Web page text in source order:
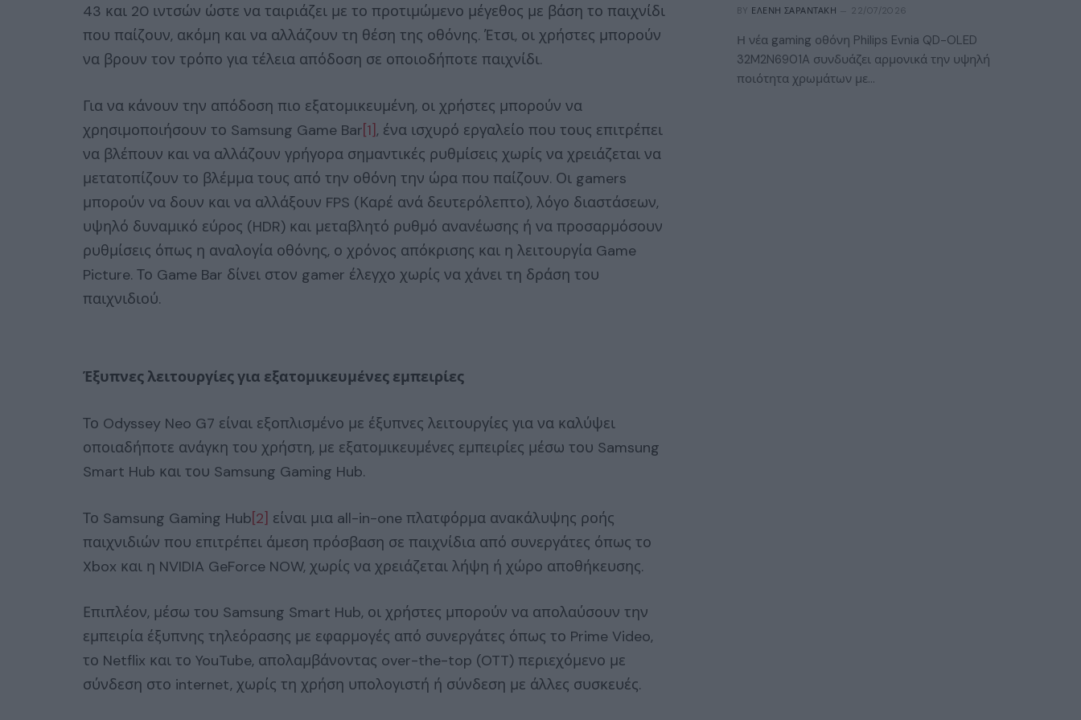
43 και 20 ιντσών ώστε να ταιριάζει με το προτιμώμενο μέγεθος με βάση το παιχνίδι
που παίζουν, ακόμη και να αλλάζουν τη θέση της οθόνης. Έτσι, οι χρήστες μπορούν
να βρουν τον τρόπο για τέλεια απόδοση σε οποιοδήποτε παιχνίδι.
Για να κάνουν την απόδοση πιο εξατομικευμένη, οι χρήστες μπορούν να
χρησιμοποιήσουν το Samsung Game Bar[1], ένα ισχυρό εργαλείο που τους επιτρέπει
να βλέπουν και να αλλάζουν γρήγορα σημαντικές ρυθμίσεις χωρίς να χρειάζεται να
μετατοπίζουν το βλέμμα τους από την οθόνη την ώρα που παίζουν. Οι gamers
μπορούν να δουν και να αλλάξουν FPS (Καρέ ανά δευτερόλεπτο), λόγο διαστάσεων,
υψηλό δυναμικό εύρος (HDR) και μεταβλητό ρυθμό ανανέωσης ή να προσαρμόσουν
ρυθμίσεις όπως η αναλογία οθόνης, ο χρόνος απόκρισης και η λειτουργία Game
Picture. Το Game Bar δίνει στον gamer έλεγχο χωρίς να χάνει τη δράση του
παιχνιδιού.
Έξυπνες λειτουργίες για εξατομικευμένες εμπειρίες
Το Odyssey Neo G7 είναι εξοπλισμένο με έξυπνες λειτουργίες για να καλύψει
οποιαδήποτε ανάγκη του χρήστη, με εξατομικευμένες εμπειρίες μέσω του Samsung
Smart Hub και του Samsung Gaming Hub.
Το Samsung Gaming Hub[2] είναι μια all-in-one πλατφόρμα ανακάλυψης ροής
παιχνιδιών που επιτρέπει άμεση πρόσβαση σε παιχνίδια από συνεργάτες όπως το
Xbox και η NVIDIA GeForce NOW, χωρίς να χρειάζεται λήψη ή χώρο αποθήκευσης.
Επιπλέον, μέσω του Samsung Smart Hub, οι χρήστες μπορούν να απολαύσουν την
εμπειρία έξυπνης τηλεόρασης με εφαρμογές από συνεργάτες όπως το Prime Video,
το Netflix και το YouTube, απολαμβάνοντας over-the-top (OTT) περιεχόμενο με
σύνδεση στο internet, χωρίς τη χρήση υπολογιστή ή σύνδεση με άλλες συσκευές.
BY ΕΛΈΝΗ ΣΑΡΑΝΤΆΚΗ 22/07/2026
Η νέα gaming οθόνη Philips Evnia QD-OLED
32M2N6901A συνδυάζει αρμονικά την υψηλή
ποιότητα χρωμάτων με…